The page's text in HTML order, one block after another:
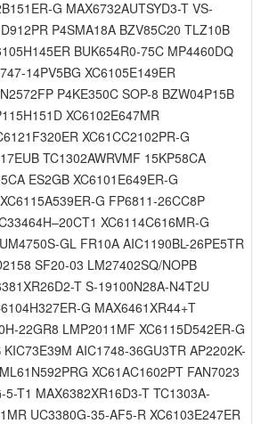
G MAX6732AUTSYD3-T VS-
P4SMA18A BZV85C20 TLZ10B
BUK654R0-75C MP4460DQ
14PV5BG XC6105E149ER
P4KE350C SOP-8 BZW04P15B
XC6102E647MR
XC61CC2102PR-G
TC1302AWRVMF 15KP58CA
ES2GB XC6101E649ER-G
G FP6811-26CC8P
XC6114C616MR-G
GL FR10A AIC1190BL-26PE5TR
SF20-03 LM27402SQ/NOPB
T S-19100N28A-N4T2U
G MAX6461XR44+T
22GR8 LMP2011MF XC6115D542ER-G
AIC1748-36GU3TR AP2202K-
XC61AC1602PT FAN7023
5-T1 MAX6382XR16D3-T TC1303A-
UC3380G-35-AF5-R XC6103E247ER